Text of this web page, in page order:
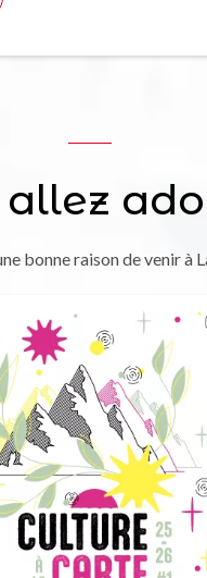
allez
bonne raison de venir à